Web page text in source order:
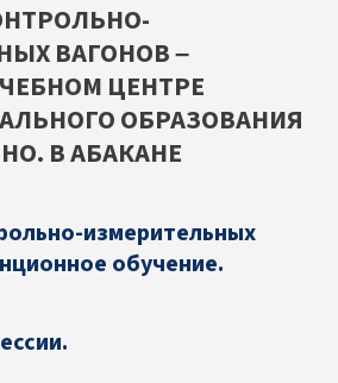
ВАГОНОВ –
ЦЕНТРЕ
ОБРАЗОВАНИЯ
В АБАКАНЕ
измерительных
обучение.